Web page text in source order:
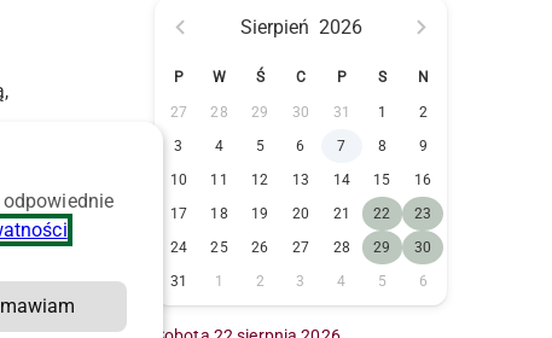
Sierpień 2026
P W Ś C P S N
27 28 29 30 31 1
2
3
4 5 6 7 8
9
10
11 12 13 14 15
16
17
18 19 20 21 22
23
24
25 26 27 28 29
30
31
1 2 3 4 5 6